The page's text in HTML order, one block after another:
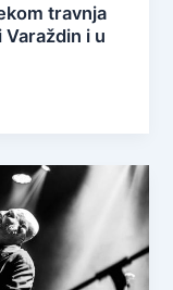
travnja
i u